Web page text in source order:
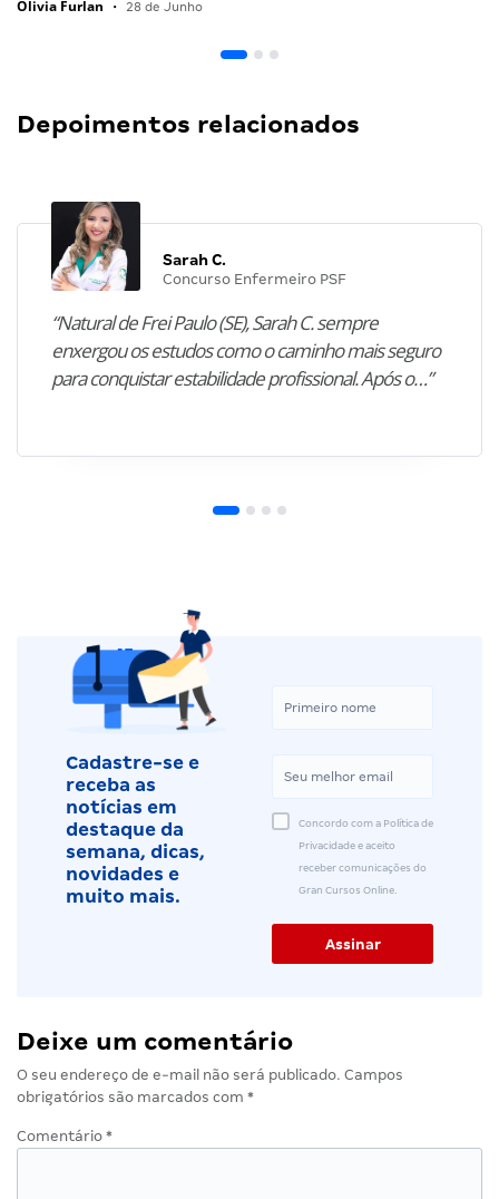
Olivia Furlan • 28 de Junho
Depoimentos relacionados
Sarah C.
Concurso Enfermeiro PSF
“Natural de Frei Paulo (SE), Sarah C. sempre
enxergou os estudos como o caminho mais seguro
para conquistar estabilidade profissional. Após o…”
Cadastre-se e
receba as
notícias em
destaque da
semana, dicas,
novidades e
muito mais.
Concordo com a Política de
Privacidade e aceito
receber comunicações do
Gran Cursos Online.
Deixe um comentário
O seu endereço de e-mail não será publicado. Campos
obrigatórios são marcados com *
Comentário *